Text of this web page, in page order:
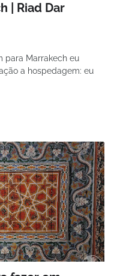
| Riad Dar
para Marrakech eu
a hospedagem: eu